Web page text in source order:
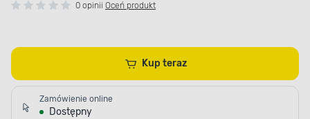
0 opinii Oceń produkt
Kup teraz
Zamówienie online
Dostępny